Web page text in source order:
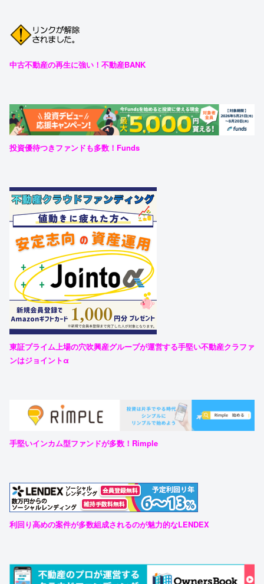
中古不動産の再生に強い！不動産BANK
投資優待つきファンドも多数！Funds
東証プライム上場の穴吹興産グループが運営する手堅い不動産クラファ
ンはジョイントα
手堅いインカム型ファンドが多数！Rimple
利回り高めの案件が多数組成されるのが魅力的なLENDEX